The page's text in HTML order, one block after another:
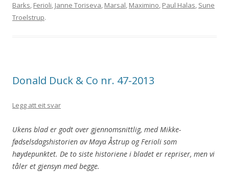
Barks, Ferioli, Janne Toriseva, Marsal, Maximino, Paul Halas, Sune
Troelstrup.
Donald Duck & Co nr. 47-2013
Legg att eit svar
Ukens blad er godt over gjennomsnittlig, med Mikke-
fødselsdagshistorien av Maya Åstrup og Ferioli som
høydepunktet. De to siste historiene i bladet er repriser, men vi
tåler et gjensyn med begge.